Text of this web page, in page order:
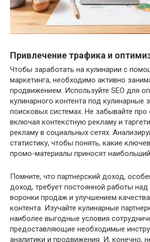
Привлечение трафика и
Чтобы заработать на кулинарии с
маркетинга, необходимо активно
продвижением. Используйте SEO для
кулинарного контента под кулинарные
поисковых системах. Не забывайте про
включая контекстную рекламу и
рекламу в социальных сетях.
статистику, чтобы понять, какие
промо-материалы приносят
Помните, что партнерский доход,
доход, требует постоянной работы
воронки продаж и улучшением
контента. Изучайте кулинарные
наиболее выгодные условия
предоставляющие необходимые
аналитики и продвижения. И, конечно,